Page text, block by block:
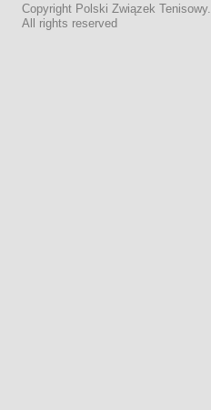
Copyright Polski Związek Tenisowy.
All rights reserved